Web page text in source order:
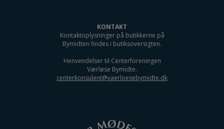
KONTAKT
Kontaktoplysninger på butikkerne på
Bymidten findes i butiksoversigten.
Henvendelser til Centerforeningen
Værløse Bymidte.
centerkonsulent@vaerloesebymidte.dk